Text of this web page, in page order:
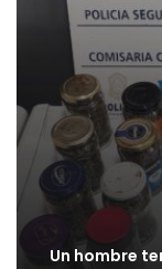
Un hombre